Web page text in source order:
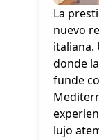
La
nuevo
italiana.
donde
funde
lujo